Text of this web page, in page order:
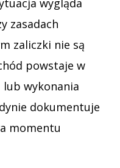
wygląda
zasadach
zaliczki nie są
powstaje w
wykonania
dokumentuje
momentu